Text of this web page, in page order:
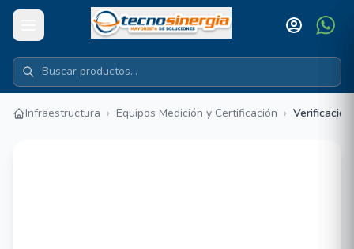
Infraestructura › Equipos Medición y Certificación › Verificación